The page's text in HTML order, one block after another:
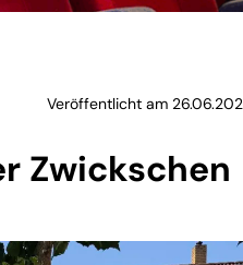
Veröffentlicht am
Zwickschen